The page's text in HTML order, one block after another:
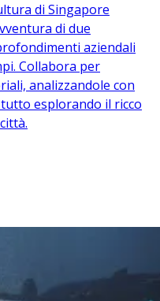
di Singapore
di due
aziendali
Collabora per
analizzandole con
esplorando il ricco